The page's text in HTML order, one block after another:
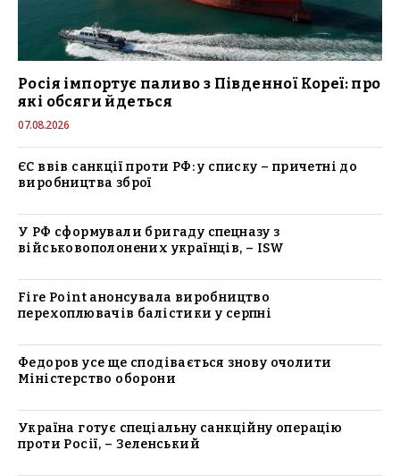
Росія імпортує паливо з Південної Кореї: про
які обсяги йдеться
07.08.2026
ЄС ввів санкції проти РФ: у списку – причетні до
виробництва зброї
У РФ сформували бригаду спецназу з
військовополонених українців, – ISW
Fire Point анонсувала виробництво
перехоплювачів балістики у серпні
Федоров усе ще сподівається знову очолити
Міністерство оборони
Україна готує спеціальну санкційну операцію
проти Росії, – Зеленський